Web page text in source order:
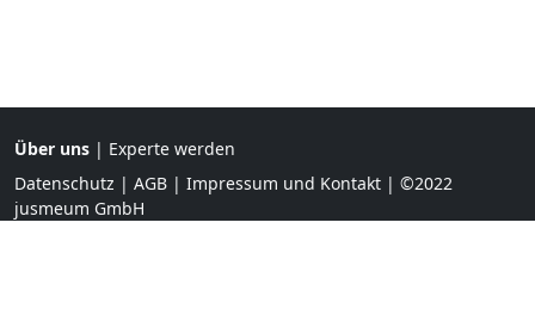
Über uns | Experte werden
Datenschutz | AGB | Impressum und Kontakt | ©2022
jusmeum GmbH